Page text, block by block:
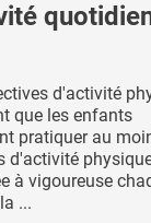
d'activité
que les enfants
pratiquer au
d'activité
à vigoureuse
...